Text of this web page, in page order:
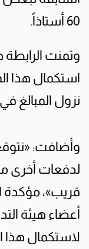
60 أستاذاً.
وثمنت الرابطة
استكمال هذا
نزول المبالغ
وأضافت:
لدفعات أخرى
قريب»، مؤكدة
أعضاء هيئة
لاستكمال هذا